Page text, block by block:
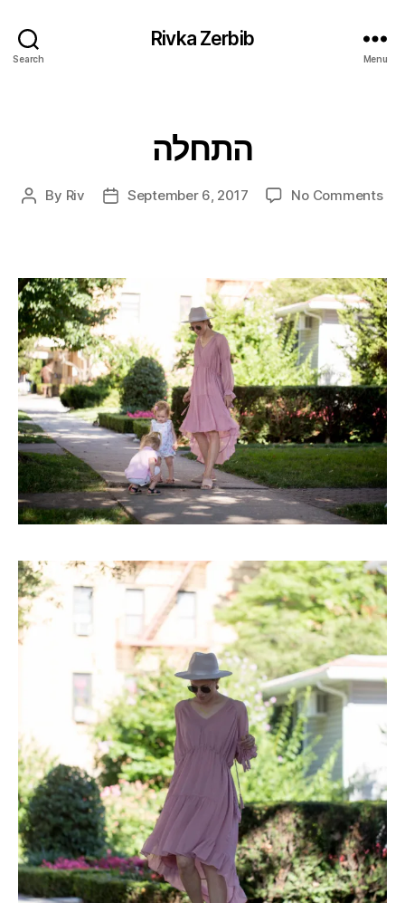
Search
Rivka Zerbib
Menu
Categories
התחלה
Post
By Riv
PostSeptember 6, 2017 No Commentson